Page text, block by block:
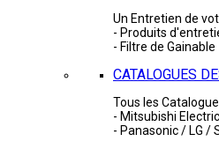
Un Entretien de
- Produits
- Filtre de Gainable
CATALOGUES
Tous les
- Mitsubishi
- Panasonic / LG /